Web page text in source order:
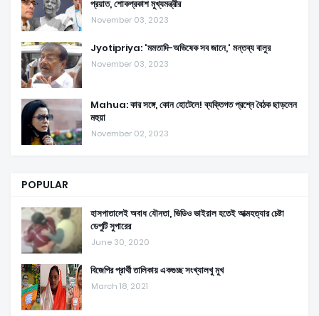
প্রয়াত, শোকপ্রকাশ মুখ্যমন্ত্রীর
November 03, 2023
Jyotipriya: 'মমতাদি-অভিষেক সব জানে,' মন্তব্য বালুর
November 03, 2023
Mahua: কার সঙ্গে, কোন হোটেলে! ব্যক্তিগত প্রশ্নে বৈঠক ছাড়লেন
মহুয়া
November 02, 2023
POPULAR
হাসপাতালেই অবাধ যৌনতা, ভিডিও ভাইরাল হতেই আত্মহত্যার চেষ্টা
ডেপুটি সুপারের
June 30, 2020
বিজেপির প্রার্থী তালিকায় একগুচ্ছ সংখ্যালখু মুখ
March 18, 2021